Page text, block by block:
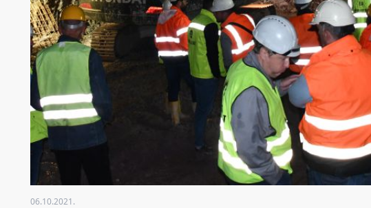
06.10.2021.